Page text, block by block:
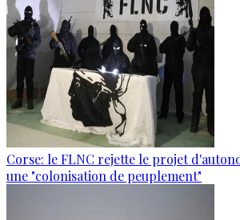
Corse: le FLNC rejette le projet
une "colonisation de peuplement"